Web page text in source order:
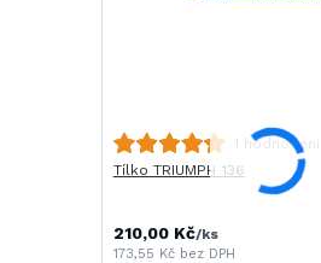
1 hodnocení
Tílko TRIUMPH 136
210,00 Kč/ks
173,55 Kč bez DPH